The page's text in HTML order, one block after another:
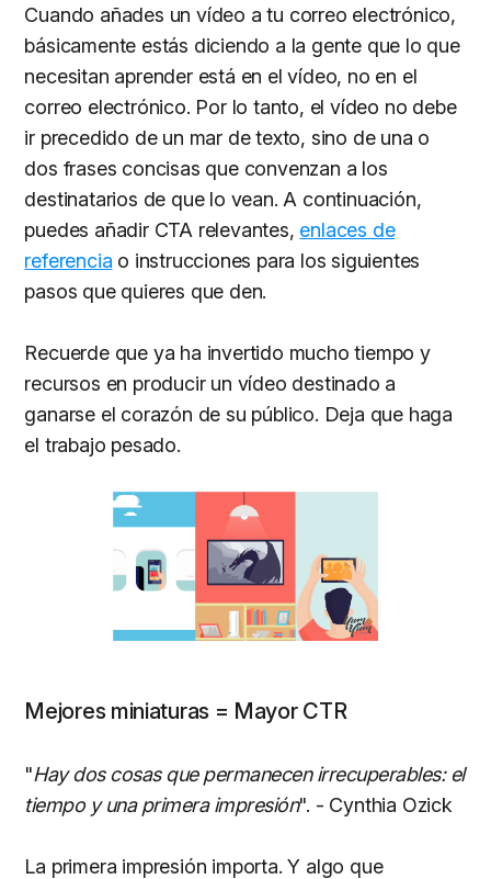
Cuando añades un vídeo a tu correo electrónico,
básicamente estás diciendo a la gente que lo que
necesitan aprender está en el vídeo, no en el
correo electrónico. Por lo tanto, el vídeo no debe
ir precedido de un mar de texto, sino de una o
dos frases concisas que convenzan a los
destinatarios de que lo vean. A continuación,
puedes añadir CTA relevantes, enlaces de
referencia o instrucciones para los siguientes
pasos que quieres que den.
Recuerde que ya ha invertido mucho tiempo y
recursos en producir un vídeo destinado a
ganarse el corazón de su público. Deja que haga
el trabajo pesado.
Mejores miniaturas = Mayor CTR
"Hay dos cosas que permanecen irrecuperables: el
tiempo y una primera impresión". - Cynthia Ozick
La primera impresión importa. Y algo que